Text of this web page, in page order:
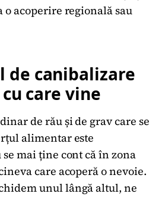
o acoperire regională sau
de canibalizare
care vine
de rău și de grav care se
alimentar este
mai ține cont că în zona
care acoperă o nevoie.
unul lângă altul, ne